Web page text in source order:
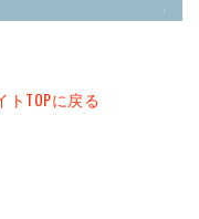
TOPに戻る